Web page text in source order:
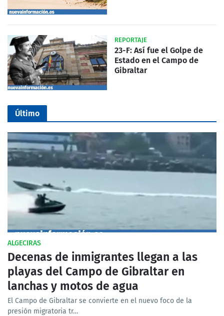
REPORTAJE
23-F: Así fue el Golpe de
Estado en el Campo de
Gibraltar
Último
ALGECIRAS
Decenas de inmigrantes llegan a las
playas del Campo de Gibraltar en
lanchas y motos de agua
El Campo de Gibraltar se convierte en el nuevo foco de la
presión migratoria tr…